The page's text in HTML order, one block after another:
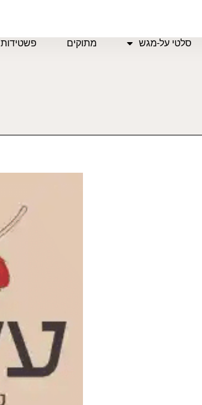
סלטי על-מגש מתוקים פשטידות